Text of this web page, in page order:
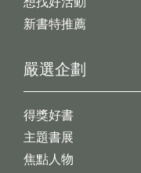
新書特推薦
嚴選企劃
得獎好書
主題書展
焦點人物